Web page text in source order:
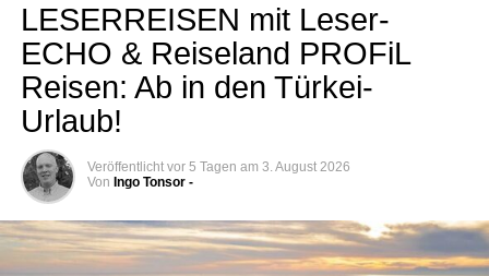
LESERREISEN mit Lese­r­
ECHO & Rei­se­land PRO­FiL
Rei­sen: Ab in den Türkei-
Urlaub!
Veröffentlicht vor 5 Tagen am 3. August 2026
Von Ingo Tonsor -